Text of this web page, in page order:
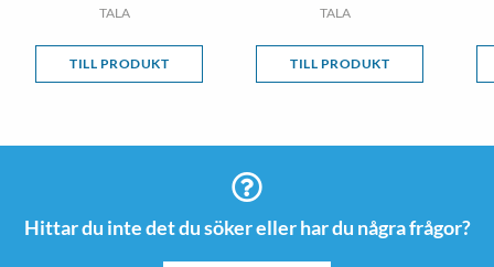
TALA
TILL PRODUKT
TALA
TILL PRODUKT
Hittar du inte det du söker eller har du några frågor?